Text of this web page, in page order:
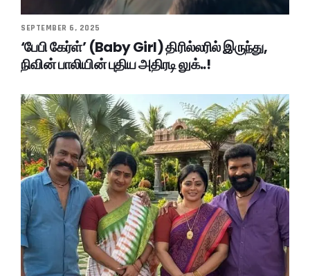
SEPTEMBER 6, 2025
‘பேபி கேர்ள்’ (Baby Girl) திரில்லரில் இருந்து,
நிவின் பாலியின் புதிய அதிரடி லுக்..!